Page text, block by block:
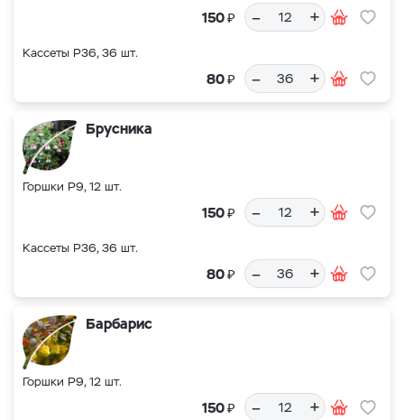
150₽ – +
Кассеты Р36, 36 шт.
80₽ – +
Брусника
Горшки Р9, 12 шт.
150₽ – +
Кассеты Р36, 36 шт.
80₽ – +
Барбарис
Горшки Р9, 12 шт.
150₽ – +